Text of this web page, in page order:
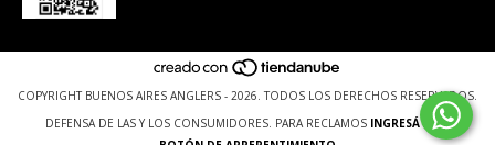
COPYRIGHT BUENOS AIRES ANGLERS - 2026. TODOS LOS DERECHOS RESERVADOS.
DEFENSA DE LAS Y LOS CONSUMIDORES. PARA RECLAMOS INGRESÁ ACÁ.